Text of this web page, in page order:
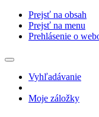
Prejsť na obsah
Prejsť na menu
Prehlásenie o
Vyhľadávanie
Moje záložky